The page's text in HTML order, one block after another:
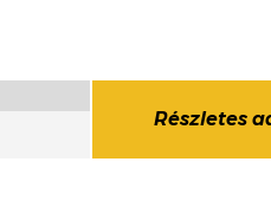
Részletes